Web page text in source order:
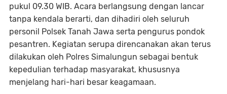
pukul 09.30 WIB. Acara berlangsung dengan lancar
tanpa kendala berarti, dan dihadiri oleh seluruh
personil Polsek Tanah Jawa serta pengurus pondok
pesantren. Kegiatan serupa direncanakan akan terus
dilakukan oleh Polres Simalungun sebagai bentuk
kepedulian terhadap masyarakat, khususnya
menjelang hari-hari besar keagamaan.